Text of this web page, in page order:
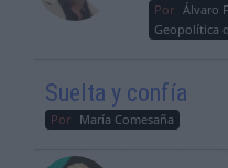
Por Álvaro
Geopolítica
Suelta y confía
Por María Comesaña